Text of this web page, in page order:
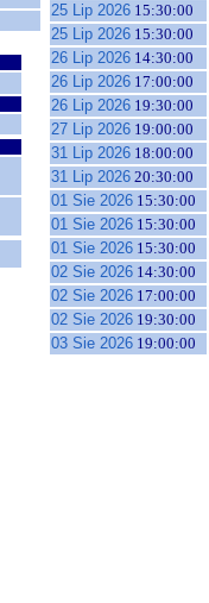
25 Lip 2026 15:30:00
25 Lip 2026 15:30:00
26 Lip 2026 14:30:00
26 Lip 2026 17:00:00
26 Lip 2026 19:30:00
27 Lip 2026 19:00:00
31 Lip 2026 18:00:00
31 Lip 2026 20:30:00
01 Sie 2026 15:30:00
01 Sie 2026 15:30:00
01 Sie 2026 15:30:00
02 Sie 2026 14:30:00
02 Sie 2026 17:00:00
02 Sie 2026 19:30:00
03 Sie 2026 19:00:00